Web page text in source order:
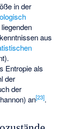
in der
aus
Entropie als
der
der
an[23].